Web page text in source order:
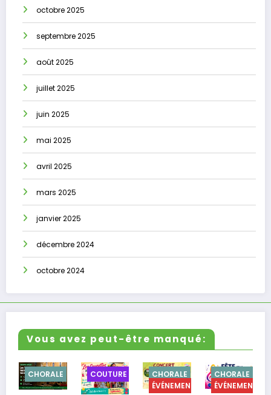
octobre 2025
septembre 2025
août 2025
juillet 2025
juin 2025
mai 2025
avril 2025
mars 2025
janvier 2025
décembre 2024
octobre 2024
Vous avez peut-être manqué:
CHORALE COUTURE
CHORALE
ÉVÉNEMENTS
CHORALE
ÉVÉNEMENTS